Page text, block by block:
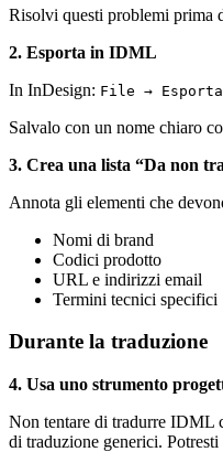
Risolvi questi problemi prima
2. Esporta in IDML
In InDesign: File → Esporta
Salvalo con un nome chiaro
3. Crea una lista “Da non
Annota gli elementi che
Nomi di brand
Codici prodotto
URL e indirizzi email
Termini tecnici specifici
Durante la traduzione
4. Usa uno strumento
Non tentare di tradurre IDML
di traduzione generici.